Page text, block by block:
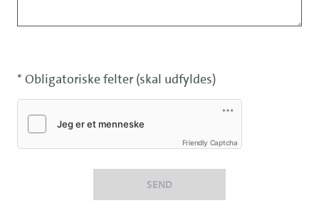
* Obligatoriske felter (skal udfyldes)
Friendly Captcha
SEND